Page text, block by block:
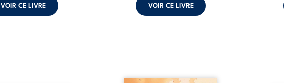
VOIR CE LIVRE VOIR CE LIVRE